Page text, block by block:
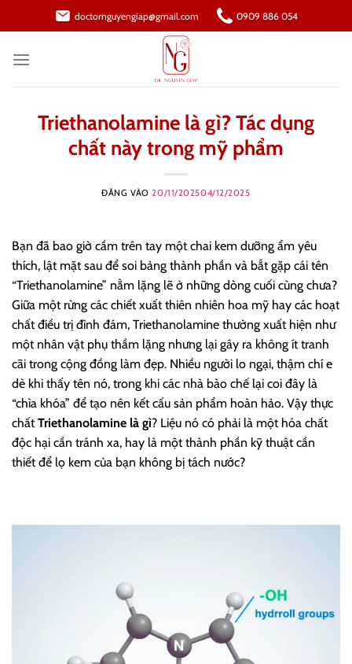
qua
dung
doctornguyengiap@gmail.com 0909 886 054
Triethanolamine là gì? Tác dụng
chất này trong mỹ phẩm
ĐĂNG VÀO20/11/202504/12/2025
Bạn đã bao giờ cầm trên tay một chai kem dưỡng ẩm yêu
thích, lật mặt sau để soi bảng thành phần và bắt gặp cái tên
“Triethanolamine” nằm lặng lẽ ở những dòng cuối cùng chưa?
Giữa một rừng các chiết xuất thiên nhiên hoa mỹ hay các hoạt
chất điều trị đình đám, Triethanolamine thường xuất hiện như
một nhân vật phụ thầm lặng nhưng lại gây ra không ít tranh
cãi trong cộng đồng làm đẹp. Nhiều người lo ngại, thậm chí e
dè khi thấy tên nó, trong khi các nhà bào chế lại coi đây là
“chìa khóa” để tạo nên kết cấu sản phẩm hoàn hảo. Vậy thực
chấtTriethanolamine là gì? Liệu nó có phải là một hóa chất
độc hại cần tránh xa, hay là một thành phần kỹ thuật cần
thiết để lọ kem của bạn không bị tách nước?